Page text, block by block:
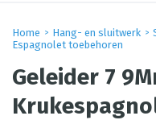
Home Hang- en sluitwerk
Espagnolet toebehoren
Geleider 7